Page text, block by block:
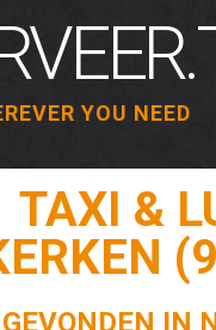
YOU NEED
TAXI &
IN